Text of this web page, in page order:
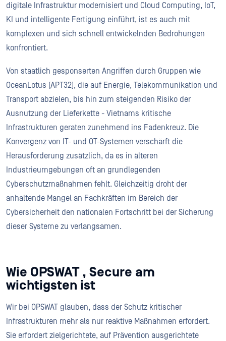
digitale Infrastruktur modernisiert und Cloud Computing, IoT,
KI und intelligente Fertigung einführt, ist es auch mit
komplexen und sich schnell entwickelnden Bedrohungen
konfrontiert.
Von staatlich gesponserten Angriffen durch Gruppen wie
OceanLotus (APT32), die auf Energie, Telekommunikation und
Transport abzielen, bis hin zum steigenden Risiko der
Ausnutzung der Lieferkette - Vietnams kritische
Infrastrukturen geraten zunehmend ins Fadenkreuz. Die
Konvergenz von IT- und OT-Systemen verschärft die
Herausforderung zusätzlich, da es in älteren
Industrieumgebungen oft an grundlegenden
Cyberschutzmaßnahmen fehlt. Gleichzeitig droht der
anhaltende Mangel an Fachkräften im Bereich der
Cybersicherheit den nationalen Fortschritt bei der Sicherung
dieser Systeme zu verlangsamen.
Wie OPSWAT , Secure am
wichtigsten ist
Wir bei OPSWAT glauben, dass der Schutz kritischer
Infrastrukturen mehr als nur reaktive Maßnahmen erfordert.
Sie erfordert zielgerichtete, auf Prävention ausgerichtete